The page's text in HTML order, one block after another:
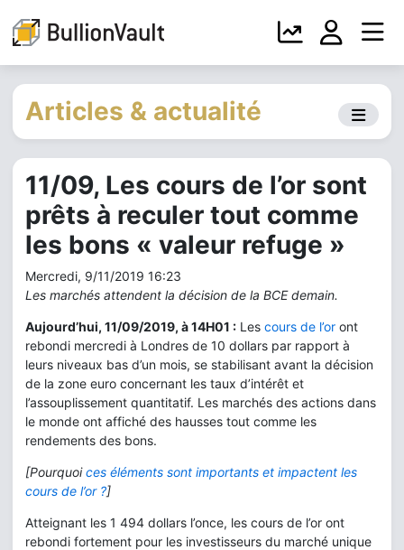
Articles & actualité
11/09, Les cours de l’or sont
prêts à reculer tout comme
les bons « valeur refuge »
Mercredi, 9/11/2019 16:23
Les marchés attendent la décision de la BCE demain.
Aujourd’hui, 11/09/2019, à 14H01 : Les cours de l’or ont
rebondi mercredi à Londres de 10 dollars par rapport à
leurs niveaux bas d’un mois, se stabilisant avant la décision
de la zone euro concernant les taux d’intérêt et
l’assouplissement quantitatif. Les marchés des actions dans
le monde ont affiché des hausses tout comme les
rendements des bons.
[Pourquoices éléments sont importants et impactent les
cours de l’or ?]
Atteignant les 1 494 dollars l’once, les cours de l’or ont
rebondi fortement pour les investisseurs du marché unique